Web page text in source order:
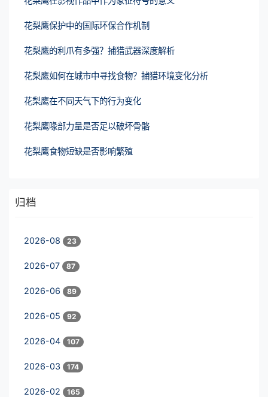
花梨鹰保护中的国际环保合作机制
花梨鹰的利爪有多强？捕猎武器深度解析
花梨鹰如何在城市中寻找食物？捕猎环境变化分析
花梨鹰在不同天气下的行为变化
花梨鹰喙部力量是否足以破坏骨骼
花梨鹰食物短缺是否影响繁殖
归档
2026-08 23
2026-07 87
2026-06 89
2026-05 92
2026-04 107
2026-03 174
2026-02 165